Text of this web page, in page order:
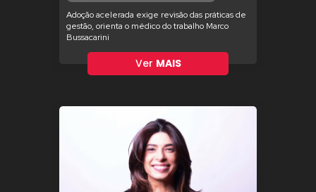
Adoção acelerada exige revisão das práticas de
gestão, orienta o médico do trabalho Marco
Bussacarini
Ver MAIS